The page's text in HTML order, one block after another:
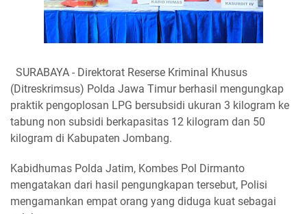
SURABAYA - Direktorat Reserse Kriminal Khusus
(Ditreskrimsus) Polda Jawa Timur berhasil mengungkap
praktik pengoplosan LPG bersubsidi ukuran 3 kilogram ke
tabung non subsidi berkapasitas 12 kilogram dan 50
kilogram di Kabupaten Jombang.
Kabidhumas Polda Jatim, Kombes Pol Dirmanto
mengatakan dari hasil pengungkapan tersebut, Polisi
mengamankan empat orang yang diduga kuat sebagai